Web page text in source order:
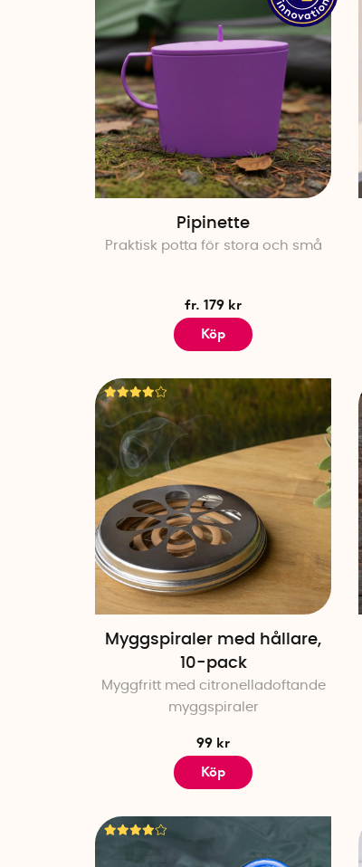
Pipinette
Praktisk potta för stora och små
fr. 179 kr
Köp
Myggspiraler med hållare,
10-pack
Myggfritt med citronelladoftande
myggspiraler
99 kr
Köp